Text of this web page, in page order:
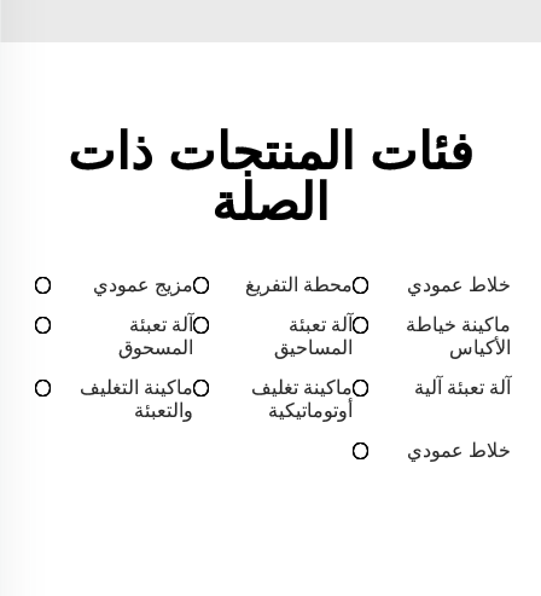
فئات المنتجات ذات
الصلة
خلاط عمودي محطة التفريغ
مزيج عمودي
ماكينة خياطة
الأكياس
آلة تعبئة
المساحيق
آلة تعبئة
المسحوق
آلة تعبئة آلية
ماكينة تغليف
أوتوماتيكية
ماكينة التغليف
والتعبئة
خلاط عمودي